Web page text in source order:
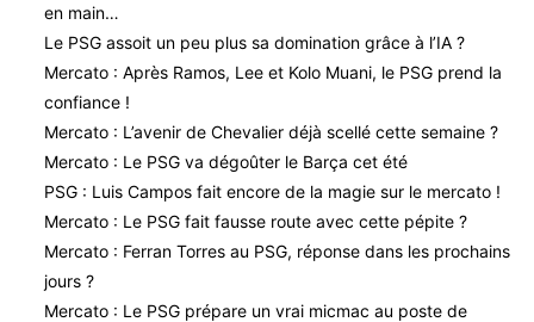
en main…
Le PSG assoit un peu plus sa domination grâce à l’IA ?
Mercato : Après Ramos, Lee et Kolo Muani, le PSG prend la
confiance !
Mercato : L’avenir de Chevalier déjà scellé cette semaine ?
Mercato : Le PSG va dégoûter le Barça cet été
PSG : Luis Campos fait encore de la magie sur le mercato !
Mercato : Le PSG fait fausse route avec cette pépite ?
Mercato : Ferran Torres au PSG, réponse dans les prochains
jours ?
Mercato : Le PSG prépare un vrai micmac au poste de